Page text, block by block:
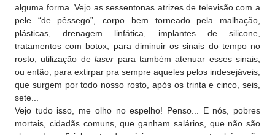
alguma forma. Vejo as sessentonas atrizes de televisão com a
pele “de pêssego”, corpo bem torneado pela malhação,
plásticas, drenagem linfática, implantes de silicone,
tratamentos com botox, para diminuir os sinais do tempo no
rosto; utilização delaser para também atenuar esses sinais,
ou então, para extirpar pra sempre aqueles pelos indesejáveis,
que surgem por todo nosso rosto, após os trinta e cinco, seis,
sete...
Vejo tudo isso, me olho no espelho! Penso... E nós, pobres
mortais, cidadãs comuns, que ganham salários, que não são